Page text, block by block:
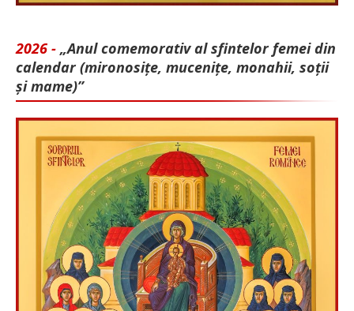
2026 - „Anul comemorativ al sfintelor femei din
calendar (mironosițe, mu­cenițe, monahii, soții
și mame)”